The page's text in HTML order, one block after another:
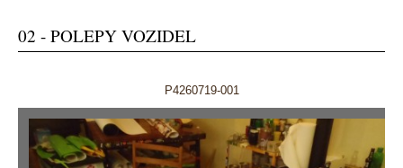
02 - POLEPY VOZIDEL
P4260719-001